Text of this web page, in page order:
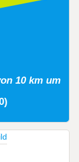
10 km um